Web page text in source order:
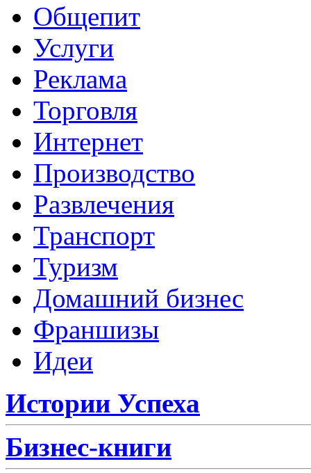
Общепит
Услуги
Реклама
Торговля
Интернет
Производство
Развлечения
Транспорт
Туризм
Домашний бизнес
Франшизы
Идеи
Истории Успеха
Бизнес-книги